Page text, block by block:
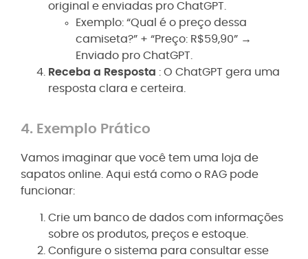
original e enviadas pro ChatGPT.
Exemplo: “Qual é o preço dessa
camiseta?” + “Preço: R$59,90” →
Enviado pro ChatGPT.
Receba a Resposta : O ChatGPT gera uma
resposta clara e certeira.
4. Exemplo Prático
Vamos imaginar que você tem uma loja de
sapatos online. Aqui está como o RAG pode
funcionar:
Crie um banco de dados com informações
sobre os produtos, preços e estoque.
Configure o sistema para consultar esse